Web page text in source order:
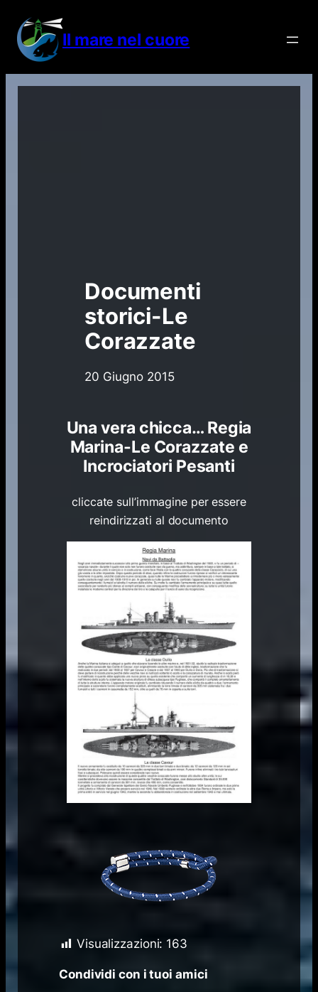
contenuto
Il mare nel cuore
Documenti
storici-Le
Corazzate
20 Giugno 2015
Una vera chicca… Regia
Marina-Le Corazzate e
Incrociatori Pesanti
cliccate sull’immagine per essere
reindirizzati al documento
Visualizzazioni: 163
Condividi con i tuoi amici